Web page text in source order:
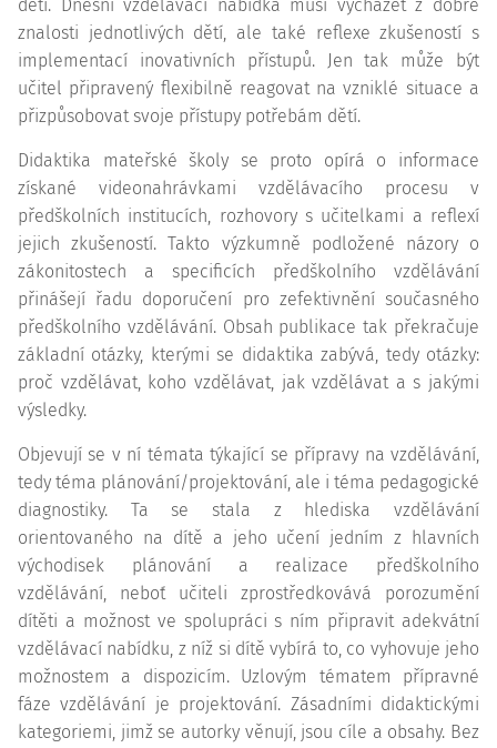
dětí. Dnešní vzdělávací nabídka musí vycházet z dobré
znalosti jednotlivých dětí, ale také reflexe zkušeností s
implementací inovativních přístupů. Jen tak může být
učitel připravený flexibilně reagovat na vzniklé situace a
přizpůsobovat svoje přístupy potřebám dětí.
Didaktika mateřské školy se proto opírá o informace
získané videonahrávkami vzdělávacího procesu v
předškolních institucích, rozhovory s učitelkami a reflexí
jejich zkušeností. Takto výzkumně podložené názory o
zákonitostech a specificích předškolního vzdělávání
přinášejí řadu doporučení pro zefektivnění současného
předškolního vzdělávání. Obsah publikace tak překračuje
základní otázky, kterými se didaktika zabývá, tedy otázky:
proč vzdělávat, koho vzdělávat, jak vzdělávat a s jakými
výsledky.
Objevují se v ní témata týkající se přípravy na vzdělávání,
tedy téma plánování/projektování, ale i téma pedagogické
diagnostiky. Ta se stala z hlediska vzdělávání
orientovaného na dítě a jeho učení jedním z hlavních
východisek plánování a realizace předškolního
vzdělávání, neboť učiteli zprostředkovává porozumění
dítěti a možnost ve spolupráci s ním připravit adekvátní
vzdělávací nabídku, z níž si dítě vybírá to, co vyhovuje jeho
možnostem a dispozicím. Uzlovým tématem přípravné
fáze vzdělávání je projektování. Zásadními didaktickými
kategoriemi, jimž se autorky věnují, jsou cíle a obsahy. Bez